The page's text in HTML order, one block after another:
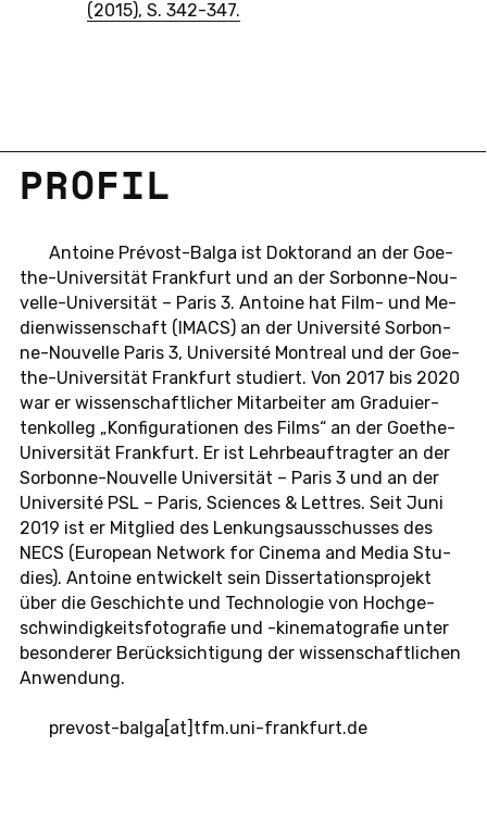
(2015), S. 342-347.
PROFIL
An­toi­ne Prévost-Bal­ga ist Dok­to­rand an der Goe­
the-Uni­ver­si­tät Frank­furt und an der Sor­bon­ne-Nou­
vel­le-Uni­ver­si­tät – Paris 3. An­toi­ne hat Film- und Me­
di­en­wis­sen­schaft (IMACS) an der Uni­ver­sité Sor­bon­
ne-Nou­vel­le Paris 3, Uni­ver­sité Mon­tre­al und der Goe­
the-Uni­ver­si­tät Frank­furt stu­diert. Von 2017 bis 2020
war er wis­sen­schaft­li­cher Mit­ar­bei­ter am Gra­du­ier­
ten­kol­leg „Kon­fi­gu­ra­tio­nen des Films“ an der Goe­the-
Uni­ver­si­tät Frank­furt. Er ist Lehr­be­auf­trag­ter an der
Sor­bon­ne-Nou­vel­le Uni­ver­si­tät – Paris 3 und an der
Uni­ver­sité PSL – Paris, Sci­en­ces & Lettres. Seit Juni
2019 ist er Mit­glied des Len­kungs­aus­schus­ses des
NECS (Eu­ro­pean Net­work for Cinema and Media Stu­
dies). An­toi­ne ent­wi­ckelt sein Dis­ser­ta­ti­ons­pro­jekt
über die Ge­schich­te und Tech­no­lo­gie von Hoch­ge­
schwin­dig­keits­fo­to­gra­fie und -ki­ne­ma­to­gra­fie unter
be­son­de­rer Be­rück­sich­ti­gung der wis­sen­schaft­li­chen
An­wen­dung.
pre­vost-bal­ga[at]tfm.​uni-​frankfurt.​de